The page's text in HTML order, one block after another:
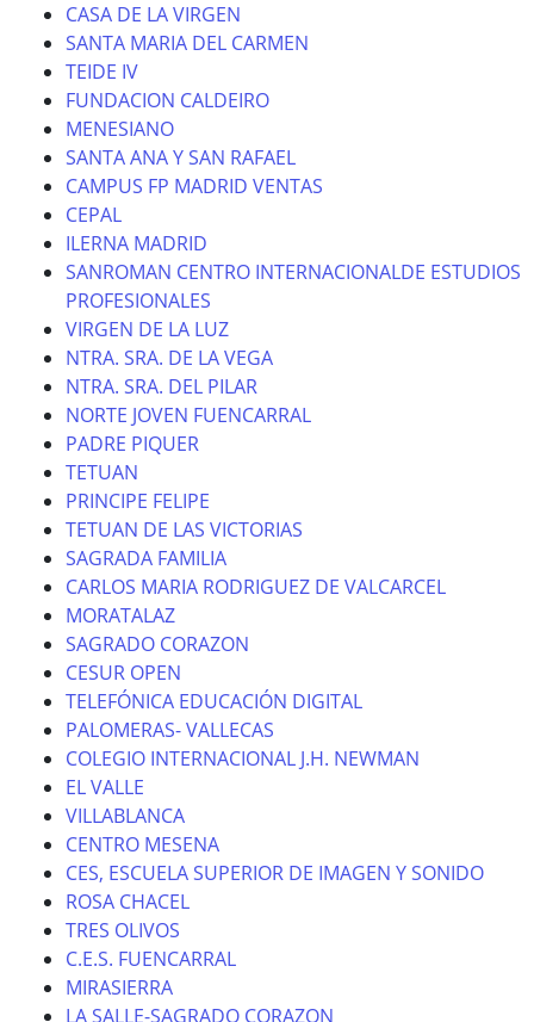
CASA DE LA VIRGEN
SANTA MARIA DEL CARMEN
TEIDE IV
FUNDACION CALDEIRO
MENESIANO
SANTA ANA Y SAN RAFAEL
CAMPUS FP MADRID VENTAS
CEPAL
ILERNA MADRID
SANROMAN CENTRO INTERNACIONALDE ESTUDIOS
PROFESIONALES
VIRGEN DE LA LUZ
NTRA. SRA. DE LA VEGA
NTRA. SRA. DEL PILAR
NORTE JOVEN FUENCARRAL
PADRE PIQUER
TETUAN
PRINCIPE FELIPE
TETUAN DE LAS VICTORIAS
SAGRADA FAMILIA
CARLOS MARIA RODRIGUEZ DE VALCARCEL
MORATALAZ
SAGRADO CORAZON
CESUR OPEN
TELEFÓNICA EDUCACIÓN DIGITAL
PALOMERAS- VALLECAS
COLEGIO INTERNACIONAL J.H. NEWMAN
EL VALLE
VILLABLANCA
CENTRO MESENA
CES, ESCUELA SUPERIOR DE IMAGEN Y SONIDO
ROSA CHACEL
TRES OLIVOS
C.E.S. FUENCARRAL
MIRASIERRA
LA SALLE-SAGRADO CORAZON